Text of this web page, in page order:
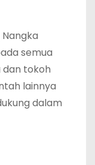
Nangka
semua
dan tokoh
lainnya
dalam